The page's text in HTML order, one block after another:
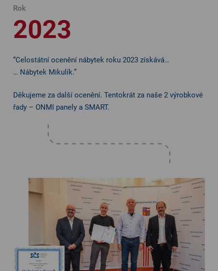
Rok
2023
“Celostátní ocenění nábytek roku 2023 získává…
… Nábytek Mikulík.”
Děkujeme za další ocenění. Tentokrát za naše 2 výrobkové
řady – ONMI panely a SMART.